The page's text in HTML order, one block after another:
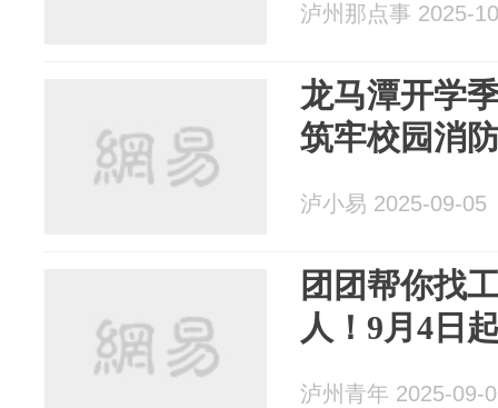
泸州那点事 2025-
龙马潭开学
筑牢校园消
泸小易 2025-09-05
团团帮你找
人！9月4日
泸州青年 2025-09-